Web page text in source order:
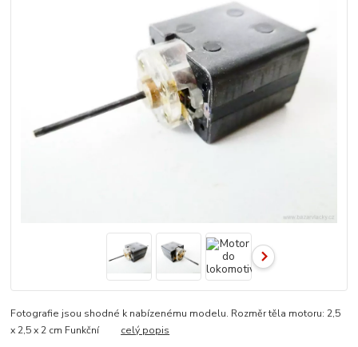
Fotografie jsou shodné k nabízenému modelu. Rozměr těla motoru: 2,5
x 2,5 x 2 cm Funkční celý popis